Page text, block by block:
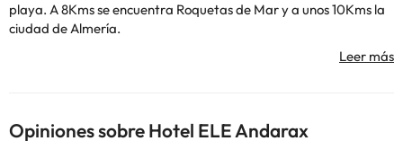
playa. A 8Kms se encuentra Roquetas de Mar y a unos 10Kms la
ciudad de Almería.
cuenta con recepción 24 horas, aire
acondicionado, calefacción, conexión wifi gratuita, parking
de un restaurante.
Opiniones sobre Hotel ELE Andarax